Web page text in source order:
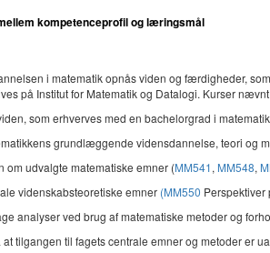
kompetenceprofil og læringsmål
i matematik opnås viden og færdigheder,
på Institut for Matematik og Datalogi. Kurser
som erhverves med en bachelorgrad i
grundlæggende vidensdannelse, teori og
om udvalgte matematiske emner (MM541, MM548,
videnskabsteoretiske emner (MM550 Perspektiver
analyser ved brug af matematiske metoder og
at tilgangen til fagets centrale emner og metoder er